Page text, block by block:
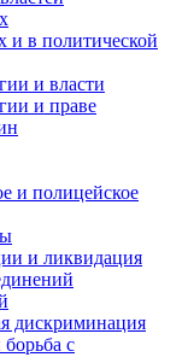
и в политической
и власти
и праве
и полицейское
и ликвидация
дискриминация
с